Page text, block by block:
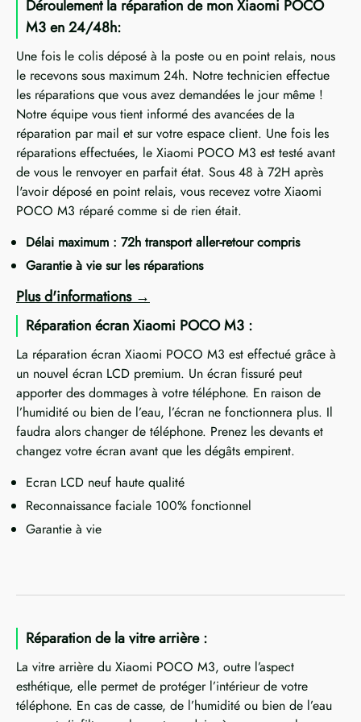
Déroulement la réparation de mon Xiaomi POCO
M3 en 24/48h:
Une fois le colis déposé à la poste ou en point relais, nous
le recevons sous maximum 24h. Notre technicien effectue
les réparations que vous avez demandées le jour même !
Notre équipe vous tient informé des avancées de la
réparation par mail et sur votre espace client. Une fois les
réparations effectuées, le Xiaomi POCO M3 est testé avant
de vous le renvoyer en parfait état. Sous 48 à 72H après
l'avoir déposé en point relais, vous recevez votre Xiaomi
POCO M3 réparé comme si de rien était.
Délai maximum : 72h transport aller-retour compris
Garantie à vie sur les réparations
Plus d'informations
Réparation écran Xiaomi POCO M3 :
La réparation écran Xiaomi POCO M3 est effectué grâce à
un nouvel écran LCD premium. Un écran fissuré peut
apporter des dommages à votre téléphone. En raison de
l’humidité ou bien de l’eau, l’écran ne fonctionnera plus. Il
faudra alors changer de téléphone. Prenez les devants et
changez votre écran avant que les dégâts empirent.
Ecran LCD neuf haute qualité
Reconnaissance faciale 100% fonctionnel
Garantie à vie
Réparation de la vitre arrière :
La vitre arrière du Xiaomi POCO M3, outre l’aspect
esthétique, elle permet de protéger l’intérieur de votre
téléphone. En cas de casse, de l’humidité ou bien de l’eau